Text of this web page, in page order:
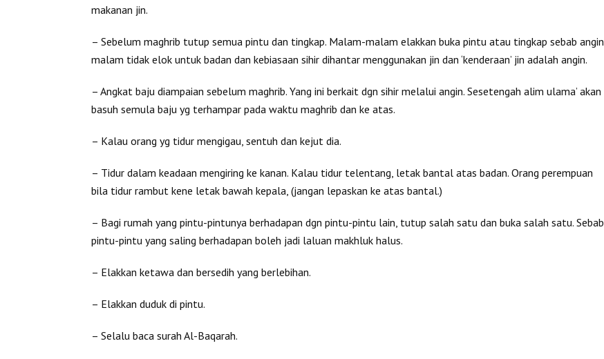
makanan jin.
– Sebelum maghrib tutup semua pintu dan tingkap. Malam-malam elakkan buka pintu atau tingkap sebab angin
malam tidak elok untuk badan dan kebiasaan sihir dihantar menggunakan jin dan ‘kenderaan’ jin adalah angin.
– Angkat baju diampaian sebelum maghrib. Yang ini berkait dgn sihir melalui angin. Sesetengah alim ulama’ akan
basuh semula baju yg terhampar pada waktu maghrib dan ke atas.
– Kalau orang yg tidur mengigau, sentuh dan kejut dia.
– Tidur dalam keadaan mengiring ke kanan. Kalau tidur telentang, letak bantal atas badan. Orang perempuan
bila tidur rambut kene letak bawah kepala, (jangan lepaskan ke atas bantal.)
– Bagi rumah yang pintu-pintunya berhadapan dgn pintu-pintu lain, tutup salah satu dan buka salah satu. Sebab
pintu-pintu yang saling berhadapan boleh jadi laluan makhluk halus.
– Elakkan ketawa dan bersedih yang berlebihan.
– Elakkan duduk di pintu.
– Selalu baca surah Al-Baqarah.